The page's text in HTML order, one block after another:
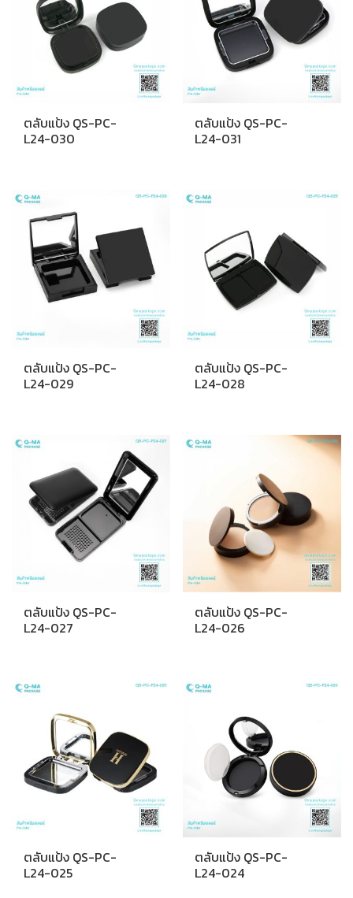
ตลับแป้ง QS-PC-
L24-030
ตลับแป้ง QS-PC-
L24-031
ตลับแป้ง QS-PC-
L24-029
ตลับแป้ง QS-PC-
L24-028
ตลับแป้ง QS-PC-
L24-027
ตลับแป้ง QS-PC-
L24-026
ตลับแป้ง QS-PC-
L24-025
ตลับแป้ง QS-PC-
L24-024